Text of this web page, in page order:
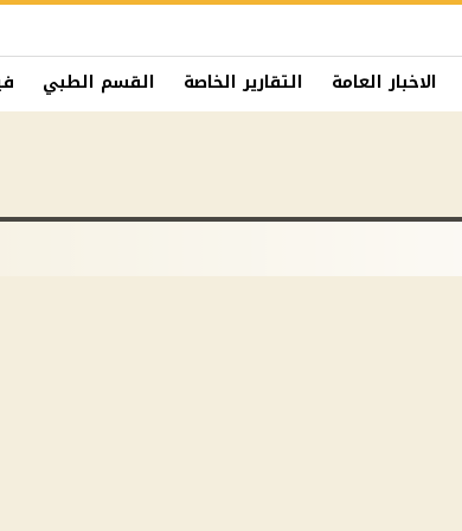
الاخبار العامة التقارير الخاصة القسم الطبي